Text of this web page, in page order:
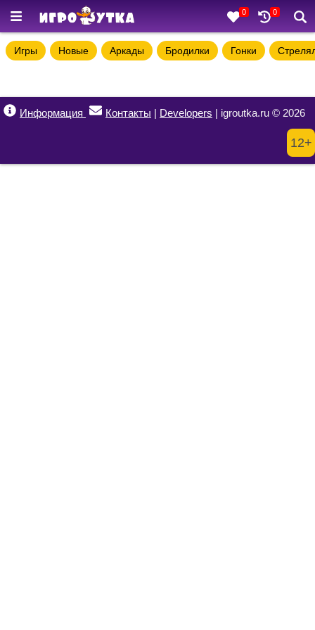
0 0
Игры Новые Аркады Бродилки Гонки
Информация Контакты | Developers | igroutka.ru © 2026
12+